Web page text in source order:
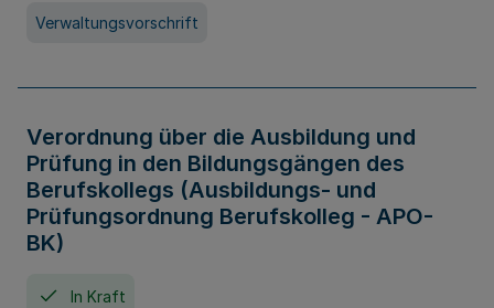
Verwaltungsvorschrift
Verordnung über die Ausbildung und
Prüfung in den Bildungsgängen des
Berufskollegs (Ausbildungs- und
Prüfungsordnung Berufskolleg - APO-
BK)
In Kraft